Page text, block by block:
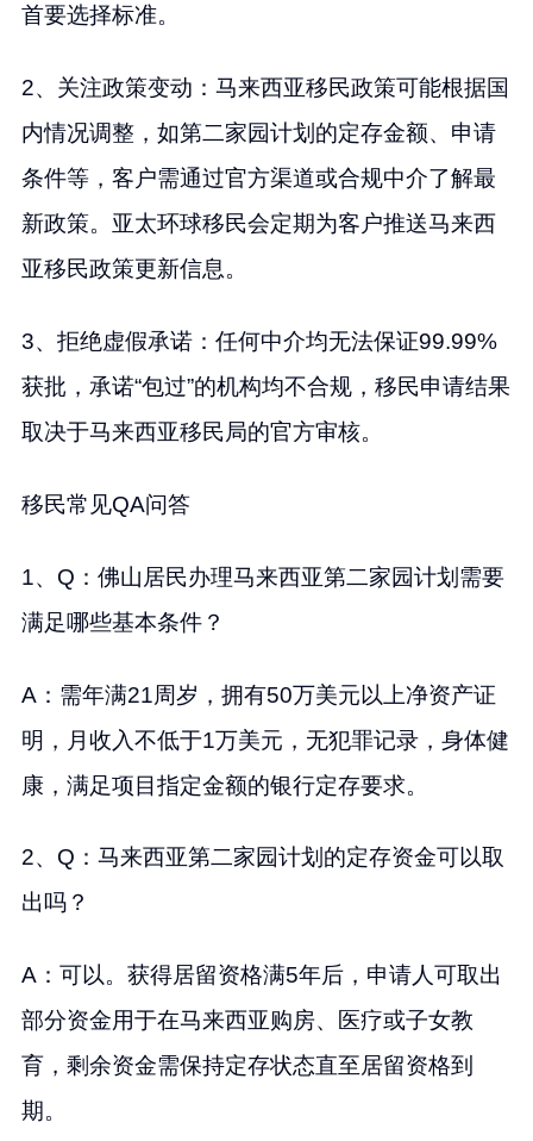
首要选择标准。
2、关注政策变动：马来西亚移民政策可能根据国
内情况调整，如第二家园计划的定存金额、申请
条件等，客户需通过官方渠道或合规中介了解最
新政策。亚太环球移民会定期为客户推送马来西
亚移民政策更新信息。
3、拒绝虚假承诺：任何中介均无法保证99.99%
获批，承诺“包过”的机构均不合规，移民申请结果
取决于马来西亚移民局的官方审核。
移民常见QA问答
1、Q：佛山居民办理马来西亚第二家园计划需要
满足哪些基本条件？
A：需年满21周岁，拥有50万美元以上净资产证
明，月收入不低于1万美元，无犯罪记录，身体健
康，满足项目指定金额的银行定存要求。
2、Q：马来西亚第二家园计划的定存资金可以取
出吗？
A：可以。获得居留资格满5年后，申请人可取出
部分资金用于在马来西亚购房、医疗或子女教
育，剩余资金需保持定存状态直至居留资格到
期。